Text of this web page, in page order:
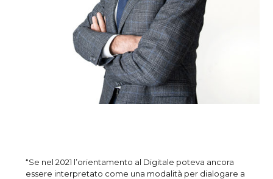
“Se nel 2021 l’orientamento al Digitale poteva ancora
essere interpretato come una modalità per dialogare a